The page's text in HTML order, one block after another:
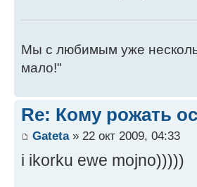
Мы с любимым уже
мало!"
Re: Кому рожать
Gateta» 22 окт 2009, 04:33
i ikorku ewe mojno)))))